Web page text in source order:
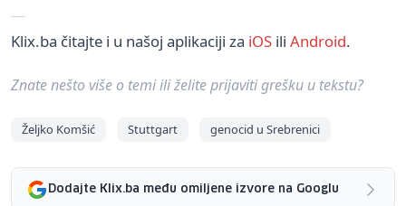
Klix.ba čitajte i u našoj aplikaciji za iOS ili Android.
Znate nešto više o temi ili želite prijaviti grešku u tekstu?
Željko Komšić Stuttgart genocid u Srebrenici
Dodajte Klix.ba među omiljene izvore na Googlu